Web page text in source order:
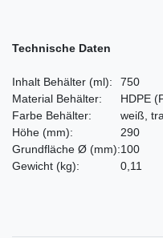
Technische Daten
Inhalt Behälter (ml):
750
Material Behälter:
HDPE
Farbe Behälter:
weiß,
Höhe (mm):
290
Grundfläche Ø (mm):100
Gewicht (kg): 0,11